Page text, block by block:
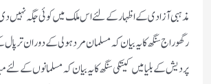
مذہبی آزادی کے اظہار کے لئے اس ملک میں کوئی جگہ نہیں دی
رگھو راج سنگھ کا یہ بیان کہ مسلمان مرد ہولی کے دوران
پردیش کے بلیا میں کیتکی سنگھ کا یہ بیان کہ مسلمانوں کےلئے